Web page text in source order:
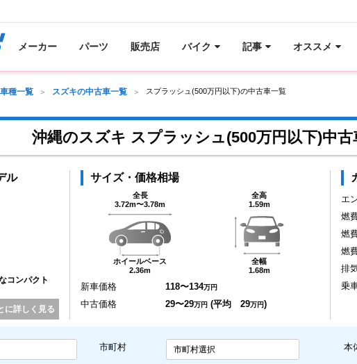
メーカー パーツ 販売店 バイク 記事 オススメ
種一覧 スズキの中古車一覧 スプラッシュ(500万円以下)の中古車一覧
沖縄のスズキ スプラッシュ(500万円以下)中古
ル
コンパクト
に詳しく見る
サイズ・価格相場
全長
3.72m〜3.78m
ホイールベース
2.36m
全高
1.59m
全幅
1.68m
新車価格 118〜134万円
中古価格 29〜29万円 (平均 29万円)
エ
燃
燃
燃
排
乗
市町村 市町村選択 本